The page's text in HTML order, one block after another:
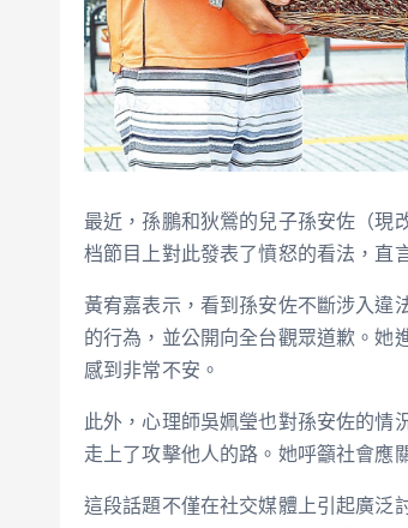
最近，孫鵬和狄鶯的兒子孫安佐（現
档節目上對此發表了憤怒的看法，直
黃宥嘉表示，看到孫安佐不斷涉入違
的行為，並公開向全台觀眾道歉。她
感到非常不安。
此外，心理師吳姵瑩也對孫安佐的情
走上了攻擊他人的路。她呼籲社會應
這段話題不僅在社交媒體上引起廣泛